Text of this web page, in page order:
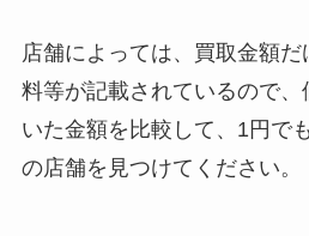
店舗によっては、買取金額
料等が記載されているので、
いた金額を比較して、1円で
の店舗を見つけてください。